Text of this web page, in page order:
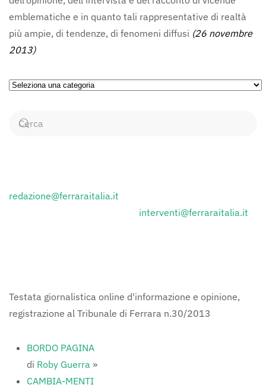
emblematiche e in quanto tali rappresentative di realtà
più ampie, di tendenze, di fenomeni diffusi (26 novembre
2013)
Ricerca
Categorie
redazione@ferraraitalia.it
interventi@ferraraitalia.it
Testata giornalistica online d'informazione e opinione,
registrazione al Tribunale di Ferrara n.30/2013
BORDO PAGINA
di Roby Guerra »
CAMBIA-MENTI